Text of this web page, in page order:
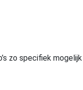
zo specifiek mogelijk